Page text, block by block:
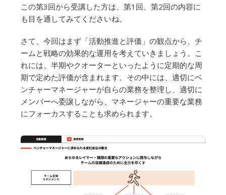
この第3回から受講した方は、第1回、第2回の内容に
も目を通してみてくださいね。
さて、今回はまず「活動推進と評価」の観点から、チ
ームと戦略の効果的な運用を考えていきましょう。こ
れには、半期やクオーターといったように定期的な周
期で定めた評価が含まれます。その中には、適切にベ
ンチャーマネージャーが自らの業務を整理し、適切に
メンバーへ委譲しながら、マネージャーの重要な業務
にフォーカスすることも求められます。